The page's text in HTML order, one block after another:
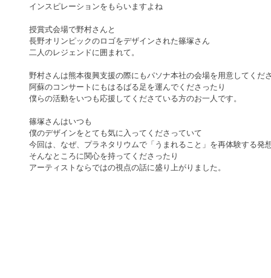
インスピレーションをもらいますよね
授賞式会場で野村さんと
長野オリンピックのロゴをデザインされた篠塚さん
二人のレジェンドに囲まれて。
野村さんは熊本復興支援の際にもパソナ本社の会場を用意してくだ
阿蘇のコンサートにもはるばる足を運んでくださったり
僕らの活動をいつも応援してくださている方のお一人です。
篠塚さんはいつも
僕のデザインをとても気に入ってくださっていて
今回は、なぜ、プラネタリウムで「うまれること」を再体験する発
そんなところに関心を持ってくださったり
アーティストならではの視点の話に盛り上がりました。